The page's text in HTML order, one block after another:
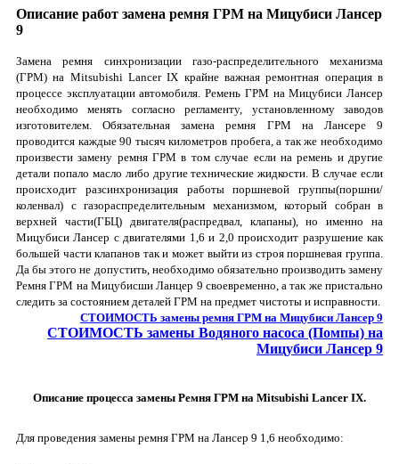
Описание работ замена ремня ГРМ на Мицубиси Лансер
9
Замена ремня синхронизации газо-распределительного механизма
(ГРМ) на Mitsubishi Lancer IX крайне важная ремонтная операция в
процессе эксплуатации автомобиля. Ремень ГРМ на Мицубиси Лансер
необходимо менять согласно регламенту, установленному заводов
изготовителем. Обязательная замена ремня ГРМ на Лансере 9
проводится каждые 90 тысяч километров пробега, а так же необходимо
произвести замену ремня ГРМ в том случае если на ремень и другие
детали попало масло либо другие технические жидкости. В случае если
происходит разсинхронизация работы поршневой группы(поршни/
коленвал) с газораспределительным механизмом, который собран в
верхней части(ГБЦ) двигателя(распредвал, клапаны), но именно на
Мицубиси Лансер с двигателями 1,6 и 2,0 происходит разрушение как
большей части клапанов так и может выйти из строя поршневая группа.
Да бы этого не допустить, необходимо обязательно производить замену
Ремня ГРМ на Мицубисши Ланцер 9 своевременно, а так же пристально
следить за состоянием деталей ГРМ на предмет чистоты и исправности.
СТОИМОСТЬ замены ремня ГРМ на Мицубиси Лансер 9
СТОИМОСТЬ замены Водяного насоса (Помпы) на
Мицубиси Лансер 9
Описание процесса замены Ремня ГРМ на Mitsubishi Lancer IX.
Для проведения замены ремня ГРМ на Лансер 9 1,6 необходимо: